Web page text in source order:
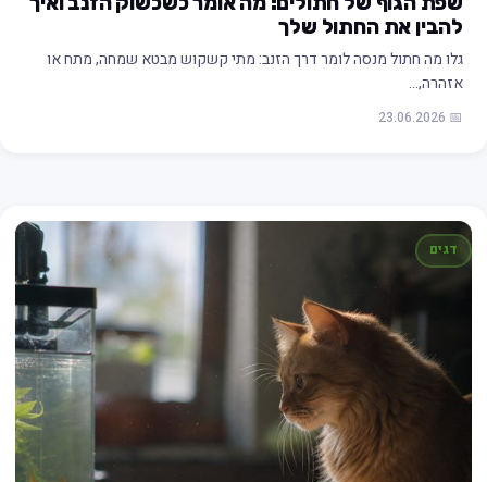
להבין את החתול שלך
גלו מה חתול מנסה לומר דרך הזנב: מתי קשקוש מבטא שמחה, מתח או
אזהרה,…
📅 23.06.2026
דגים